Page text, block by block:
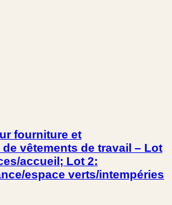
fourniture et
vêtements de travail – Lot
accueil; Lot 2:
espace verts/intempéries